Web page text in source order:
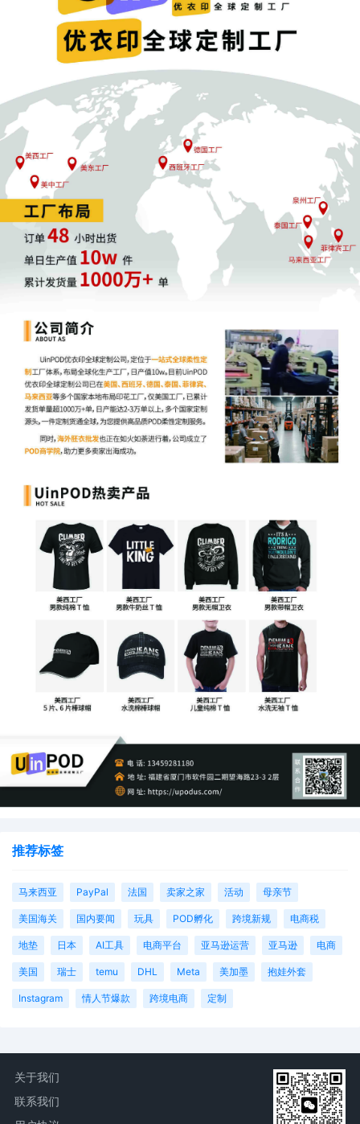
3、相同或实质性相似原则
是判定侵权的关键准则。
如果亚马逊经审查认定，卖家商品的外观设计与已获得专利的设
计在整体视觉效果、主要设计特征等方面相同或者存在实质性相
似，即构成侵权。这里的实质性相似并非简单的局部相似，而是
从整体上、综合多方面因素考量后得出的结论。
例如，产品的形状、图案、色彩及其组合等方面，若与专利设计
在整体上给消费者带来相似的视觉感受，就可能被认定为侵权。
全面审查原则也是亚马逊判定侵权时遵循的重要原则之一。平台
会对卖家提交的商品实物图片进行全方位、细致入微的审查，不
仅仅关注产品的主要外观部分，还会对产品的各个细节，如边缘
只有确保商品外观设计在图片中清晰、准确地展现，亚马逊才能
进行公正、准确的侵权判定。
4、公平原则贯穿于整个侵权判定过程。
在判定侵权的过程中，亚马逊既充分尊重专利权人的合法权益，
保障其专利成果不被非法侵犯，同时也注重保障卖家的合法权
当卖家收到侵权通知后，有权依据平台规则进行申诉，并提供详
实、有效的相关证据，以证明自己的商品未侵犯专利权。亚马逊
会对卖家的申诉进行认真审查，确保双方在整个处理过程中都能
得到公平、公正的对待。
一旦被判定外观专利侵权，亚马逊可能会立即下架侵权商品，这
直接切断了卖家的销售渠道，导致前期投入的大量推广成本付诸
更为严重的是，店铺可能面临被封的风险，多年积累的信誉和客
户资源瞬间化为乌有。此外，专利权人还可能通过法律途径起诉
卖家，要求巨额赔偿。这些赔偿金额往往令人咋舌，足以让许多
因此，对于亚马逊卖家来说，如何有效规避外观专利问题，已成
为在平台上稳健发展的关键。
的外观，与他人已在相关专利机构注册的外观设计专利极为相似
甚至完全相同，并且卖家在未获得专利权人授权许可的情况下，
擅自使用该外观设计进行产品的生产、销售与推广。
这一行为严重侵犯了专利权人的合法权益，违反了亚马逊平台对
于知识产权保护的严格规定。一旦被判定侵权，卖家将面临严厉
亚马逊在判定外观专利侵权时，秉持着一系列严谨且明确的原
则。
1、实物图片原则
推荐标签
马来西亚 PayPal 法国 卖家之家 活动 母亲节
美国海关 国内要闻 玩具 POD孵化 跨境新规 电商税
地垫 日本 AI工具 电商平台 亚马逊运营 亚马逊 电商
美国 瑞士 temu DHL Meta 美加墨 抱娃外套
Instagram 情人节爆款 跨境电商 定制
关于我们
联系我们